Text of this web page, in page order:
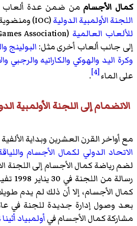
كمال الأجسام من ضمن عدة ألعاب
اللجنة الأولمبية الدولية(IOC) ومنضوية تحت لواء
للألعاب العالمية
إلى جانب ألعاب أخرى مثل: البولينج
وكرة اليد والهوكي والكاراتيه والرجبي
على الماء[4]
.
الانضمام إلى اللجنة الأولمبية
مع أواخر القرن العشرين وبداية
الاتحاد الدولي لكمال الأجسام
لضم رياضة كمال الأجسام إلى اللجنة
رسالة
كمال الأجسام، إلا أن ذلك لم يدم
مشاركة كمال الأجسام فيأولمبياد أثينا 2004